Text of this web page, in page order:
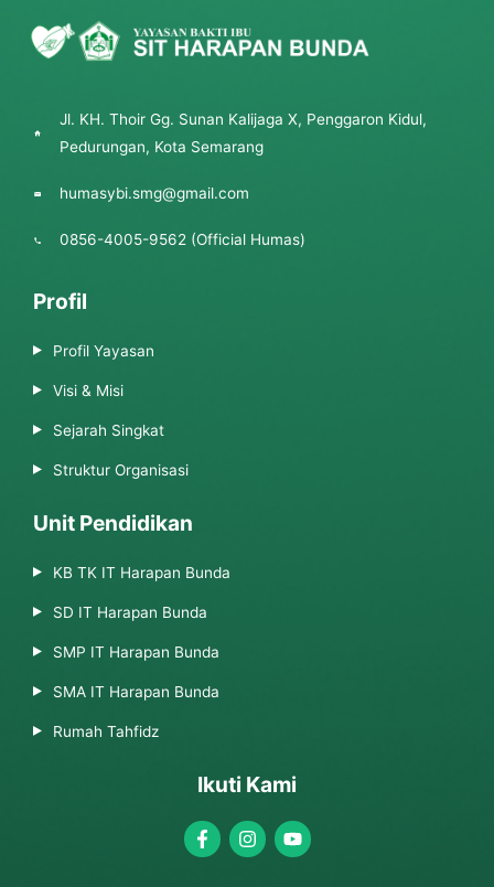
Jl. KH. Thoir Gg. Sunan Kalijaga X, Penggaron Kidul,
Pedurungan, Kota Semarang
humasybi.smg@gmail.com
0856-4005-9562 (Official Humas)
Profil
Profil Yayasan
Visi & Misi
Sejarah Singkat
Struktur Organisasi
Unit Pendidikan
KB TK IT Harapan Bunda
SD IT Harapan Bunda
SMP IT Harapan Bunda
SMA IT Harapan Bunda
Rumah Tahfidz
Ikuti Kami